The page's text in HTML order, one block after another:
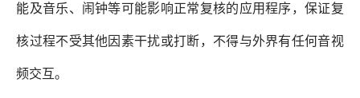
能及音乐、闹钟等可能影响正常复核的应用程序，保证复
核过程不受其他因素干扰或打断，不得与外界有任何音视
频交互。